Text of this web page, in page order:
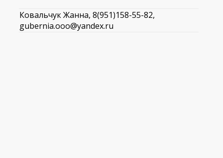
Ковальчук Жанна, 8(951)158-55-82,
gubernia.ooo@yandex.ru